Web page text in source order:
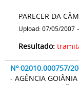
PARECER DA
Upload: 07/05/2007 -
Resultado:
Nº 02010.000757/
- AGÊNCIA GOIÂNIA